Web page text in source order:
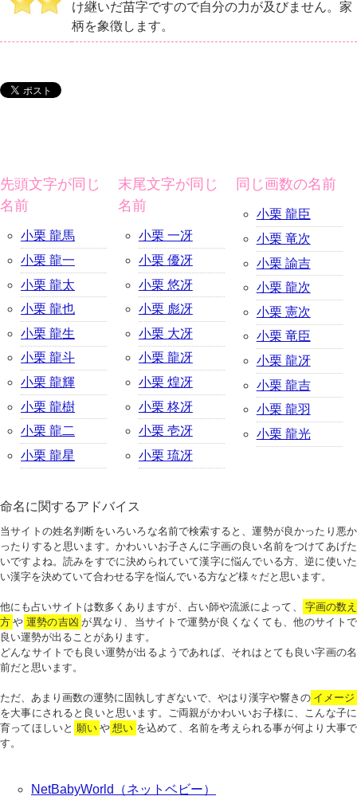
け継いだ苗字ですので自分の力が及びません。家
柄を象徴します。
先頭文字が同じ
名前
小栗 龍馬
小栗 龍一
小栗 龍太
小栗 龍也
小栗 龍生
小栗 龍斗
小栗 龍輝
小栗 龍樹
小栗 龍二
小栗 龍星
末尾文字が同じ
名前
小栗 一冴
小栗 優冴
小栗 悠冴
小栗 彪冴
小栗 大冴
小栗 龍冴
小栗 煌冴
小栗 柊冴
小栗 壱冴
小栗 琉冴
同じ画数の名前
小栗 龍臣
小栗 竜次
小栗 諭吉
小栗 龍次
小栗 憲次
小栗 竜臣
小栗 龍冴
小栗 龍吉
小栗 龍羽
小栗 龍光
命名に関するアドバイス
当サイトの姓名判断をいろいろな名前で検索すると、運勢が良かったり悪か
ったりすると思います。かわいいお子さんに字画の良い名前をつけてあげた
いですよね。読みをすでに決められていて漢字に悩んでいる方、逆に使いた
い漢字を決めていて合わせる字を悩んでいる方など様々だと思います。
他にも占いサイトは数多くありますが、占い師や流派によって、
字画の数え
方 や 運勢の吉凶 が異なり、当サイトで運勢が良くなくても、他のサイトで
良い運勢が出ることがあります。
どんなサイトでも良い運勢が出るようであれば、それはとても良い字画の名
前だと思います。
ただ、あまり画数の運勢に固執しすぎないで、やはり漢字や響きの イメージ
を大事にされると良いと思います。ご両親がかわいいお子様に、こんな子に
育ってほしいと 願い や 想い を込めて、名前を考えられる事が何より大事で
す。
NetBabyWorld（ネットベビー）